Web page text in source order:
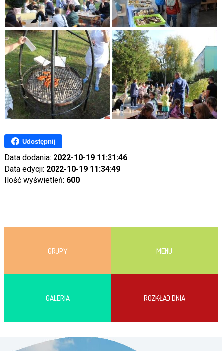
Udostępnij
Data dodania: 2022-10-19 11:31:46
Data edycji: 2022-10-19 11:34:49
Ilość wyświetleń: 600
GRUPY MENU
GALERIA ROZKŁAD DNIA